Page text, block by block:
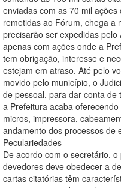
enviadas com as 70 mil
remetidas ao Fórum, chega a
precisarão ser expedidas
apenas com ações onde a
tem obrigação, interesse e
estejam em atraso. Até pelo
movido pelo município, o
de pessoal, para dar conta de
a Prefeitura acaba
micros, impressora,
andamento dos processos de
Peculariedades
De acordo com o secretário,
devedores deve obedecer a
cartas citatórias têm